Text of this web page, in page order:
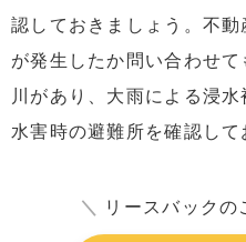
認しておきましょう。不
が発生したか問い合わせ
川があり、大雨による浸
水害時の避難所を確認して
＼ リースバックの